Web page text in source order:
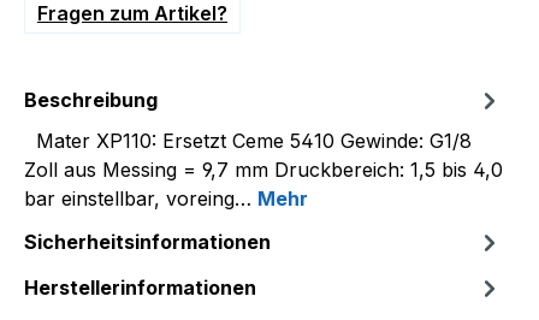
Fragen zum Artikel?
Beschreibung
Mater XP110: Ersetzt Ceme 5410 Gewinde: G1/8
Zoll aus Messing = 9,7 mm Druckbereich: 1,5 bis 4,0
bar einstellbar, voreing… Mehr
Sicherheitsinformationen
Herstellerinformationen